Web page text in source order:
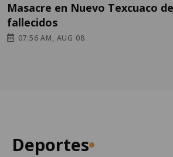
Masacre en Nuevo Texcuaco
fallecidos
07:56 AM, AUG 08
Deportes